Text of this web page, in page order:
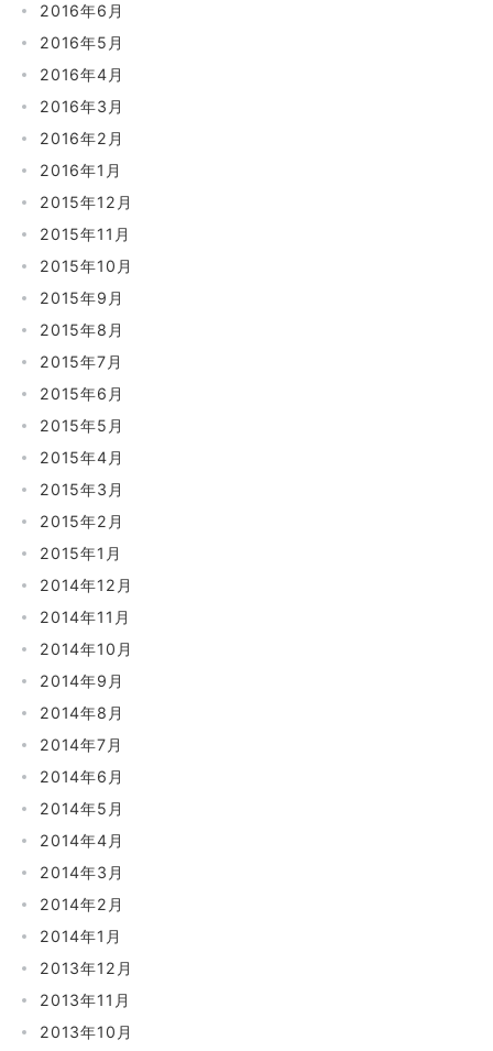
2016年6月
2016年5月
2016年4月
2016年3月
2016年2月
2016年1月
2015年12月
2015年11月
2015年10月
2015年9月
2015年8月
2015年7月
2015年6月
2015年5月
2015年4月
2015年3月
2015年2月
2015年1月
2014年12月
2014年11月
2014年10月
2014年9月
2014年8月
2014年7月
2014年6月
2014年5月
2014年4月
2014年3月
2014年2月
2014年1月
2013年12月
2013年11月
2013年10月